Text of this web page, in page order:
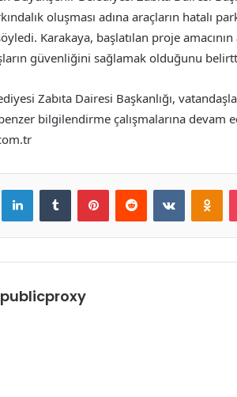
oluşması adına araçların hatalı
Karakaya, başlatılan proje
güvenliğini sağlamak olduğunu
Zabıta Dairesi Başkanlığı,
bilgilendirme çalışmalarına devam
LinkedInTumblr PinterestReddit VKontakte